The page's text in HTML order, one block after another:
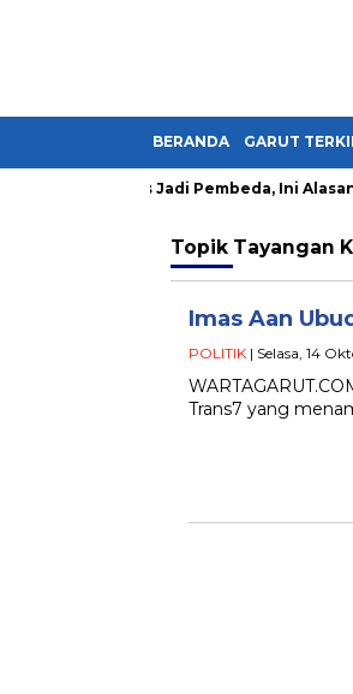
BERANDA GARUT
IMM Harus Jadi Pembeda, Ini
Topik Tayangan
Imas Aan
POLITIK | Selasa, 14
Trans7 yang